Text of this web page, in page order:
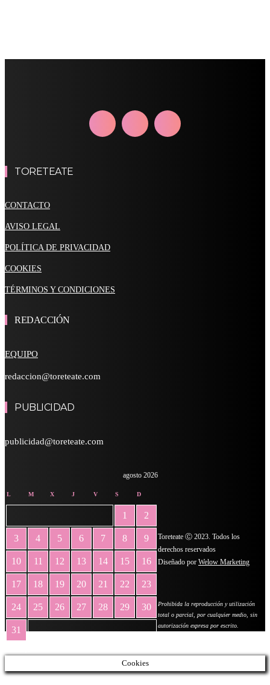
TORETEATE
CONTACTO
AVISO LEGAL
POLÍTICA DE PRIVACIDAD
COOKIES
TÉRMINOS Y CONDICIONES
REDACCIÓN
EQUIPO
redaccion@toreteate.com
PUBLICIDAD
publicidad@toreteate.com
agosto 2026
L M X J V S D
1 2
3 4 5 6 7 8 9
10 11 12 13 14 15 16
17 18 19 20 21 22 23
24 25 26 27 28 29 30
31
Toreteate Ⓒ 2023. Todos los
derechos reservados
Diseñado por Welow Marketing
Prohibida la reproducción y utilización
total o parcial, por cualquier medio, sin
autorización expresa por escrito.
Cookies